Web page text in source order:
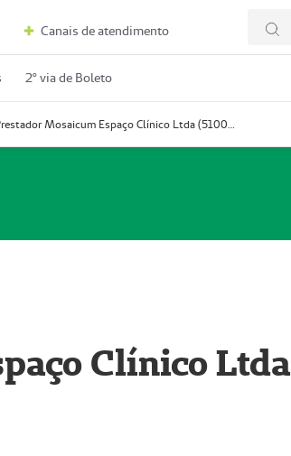
Canais de atendimento
2º via de Boleto
Prestador Mosaicum Espaço Clínico Ltda (51004352-0)
Clínico Ltda